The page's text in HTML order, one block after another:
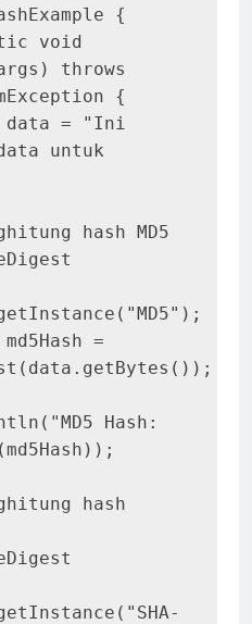
{
throws
{
untuk
Hash: